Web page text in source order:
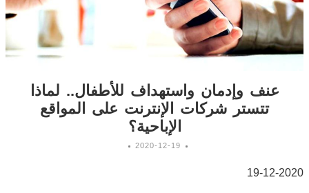
عنف وإدمان واستهداف للأطفال.. لماذا
تتستر شركات الإنترنت على المواقع
الإباحية؟
2020-12-19
19-12-2020